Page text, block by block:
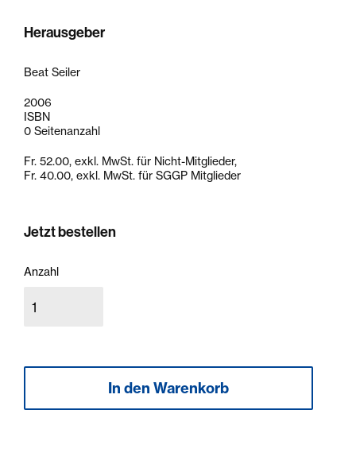
Herausgeber
Beat Seiler
2006
ISBN
0 Seitenanzahl
Fr. 52.00, exkl. MwSt. für Nicht-Mitglieder,
Fr. 40.00, exkl. MwSt. für SGGP Mitglieder
Jetzt bestellen
Anzahl